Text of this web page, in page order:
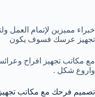
خبراء مميزين لإتمام العمل
تجهيز عرسك فسوف يكون
مع مكاتب تجهيز افراح
واروع شكل .
تصميم فرحك مع مكاتب